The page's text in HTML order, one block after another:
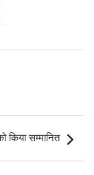
ar
किया सम्मानित